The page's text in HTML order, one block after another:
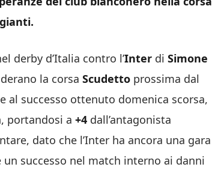
derby d’Italia contro l’Inter di Simone
la corsa Scudetto prossima dal
al successo ottenuto domenica scorsa,
portandosi a +4 dall’antagonista
dato che l’Inter ha ancora una gara
un successo nel match interno ai danni